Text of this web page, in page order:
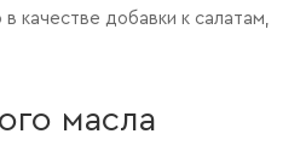
качестве добавки к салатам,
масла